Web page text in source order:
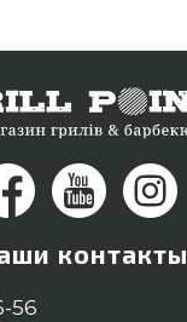
контакты
56